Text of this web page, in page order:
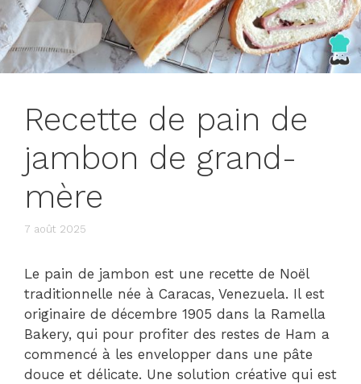
Recette de pain de
jambon de grand-
mère
7 août 2025
Le pain de jambon est une recette de Noël
traditionnelle née à Caracas, Venezuela. Il est
originaire de décembre 1905 dans la Ramella
Bakery, qui pour profiter des restes de Ham a
commencé à les envelopper dans une pâte
douce et délicate. Une solution créative qui est